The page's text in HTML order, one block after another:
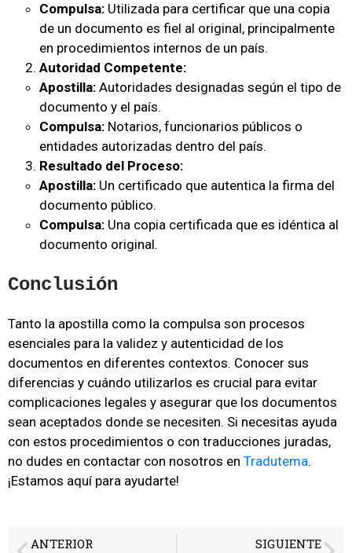
Compulsa: Utilizada para certificar que una copia
de un documento es fiel al original, principalmente
en procedimientos internos de un país.
Autoridad Competente:
Apostilla: Autoridades designadas según el tipo de
documento y el país.
Compulsa: Notarios, funcionarios públicos o
entidades autorizadas dentro del país.
Resultado del Proceso:
Apostilla: Un certificado que autentica la firma del
documento público.
Compulsa: Una copia certificada que es idéntica al
documento original.
Conclusión
Tanto la apostilla como la compulsa son procesos
esenciales para la validez y autenticidad de los
documentos en diferentes contextos. Conocer sus
diferencias y cuándo utilizarlos es crucial para evitar
complicaciones legales y asegurar que los documentos
sean aceptados donde se necesiten. Si necesitas ayuda
con estos procedimientos o con traducciones juradas,
no dudes en contactar con nosotros en Tradutema.
¡Estamos aquí para ayudarte!
ANTERIOR
SIGUIENTE